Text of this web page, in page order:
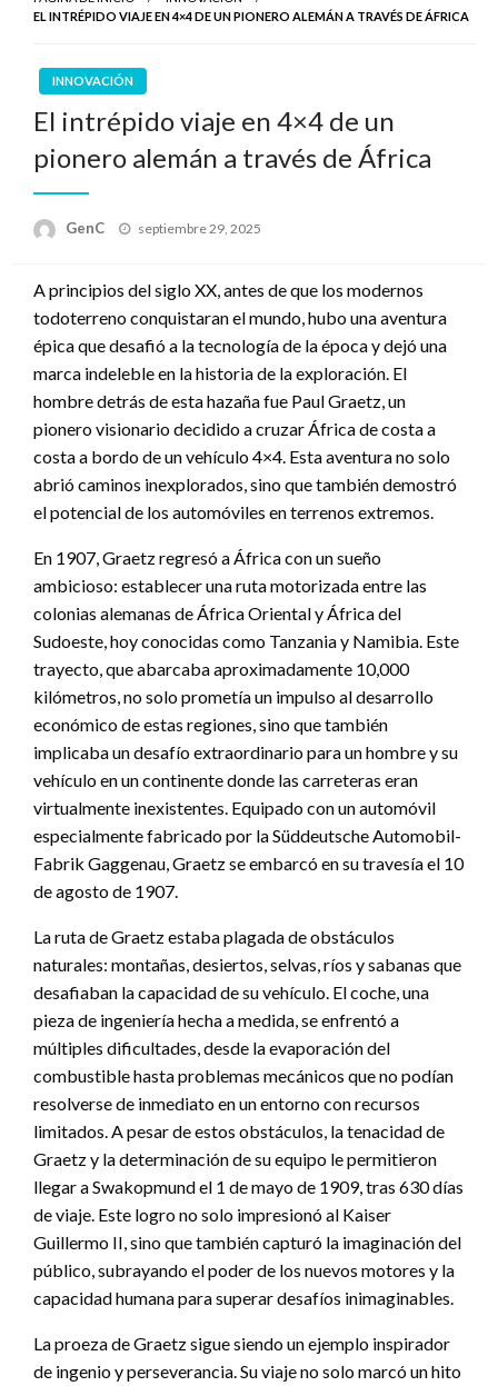
EL INTRÉPIDO VIAJE EN 4×4 DE UN PIONERO ALEMÁN A TRAVÉS DE ÁFRICA
INNOVACIÓN
El intrépido viaje en 4×4 de un
pionero alemán a través de África
GenC
Publicado
septiembre 29, 2025
A principios del siglo XX, antes de que los modernos
todoterreno conquistaran el mundo, hubo una aventura
épica que desafió a la tecnología de la época y dejó una
marca indeleble en la historia de la exploración. El
hombre detrás de esta hazaña fue Paul Graetz, un
pionero visionario decidido a cruzar África de costa a
costa a bordo de un vehículo 4×4. Esta aventura no solo
abrió caminos inexplorados, sino que también demostró
el potencial de los automóviles en terrenos extremos.
En 1907, Graetz regresó a África con un sueño
ambicioso: establecer una ruta motorizada entre las
colonias alemanas de África Oriental y África del
Sudoeste, hoy conocidas como Tanzania y Namibia. Este
trayecto, que abarcaba aproximadamente 10,000
kilómetros, no solo prometía un impulso al desarrollo
económico de estas regiones, sino que también
implicaba un desafío extraordinario para un hombre y su
vehículo en un continente donde las carreteras eran
virtualmente inexistentes. Equipado con un automóvil
especialmente fabricado por la Süddeutsche Automobil-
Fabrik Gaggenau, Graetz se embarcó en su travesía el 10
de agosto de 1907.
La ruta de Graetz estaba plagada de obstáculos
naturales: montañas, desiertos, selvas, ríos y sabanas que
desafiaban la capacidad de su vehículo. El coche, una
pieza de ingeniería hecha a medida, se enfrentó a
múltiples dificultades, desde la evaporación del
combustible hasta problemas mecánicos que no podían
resolverse de inmediato en un entorno con recursos
limitados. A pesar de estos obstáculos, la tenacidad de
Graetz y la determinación de su equipo le permitieron
llegar a Swakopmund el 1 de mayo de 1909, tras 630 días
de viaje. Este logro no solo impresionó al Kaiser
Guillermo II, sino que también capturó la imaginación del
público, subrayando el poder de los nuevos motores y la
capacidad humana para superar desafíos inimaginables.
La proeza de Graetz sigue siendo un ejemplo inspirador
de ingenio y perseverancia. Su viaje no solo marcó un hito